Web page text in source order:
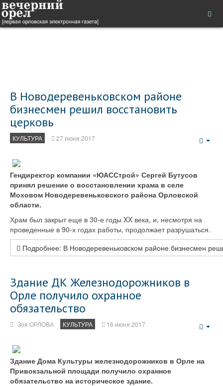
В Новодеревеньковском районе
бизнесмен решил восстановить
церковь
КУЛЬТУРА 27 июня 2017
Гендиректор компании «ЮАССтрой» Сергей Бутусов
принял решение о восстановлении храма в селе
Моховом Новодеревеньковского района Орловской
области.
Храм был закрыт еще в 30-е годы XX века, и, несмотря на
проведенные в 90-х годах работы, продолжает разрушаться.
Подробнее: В Новодеревеньковском районе бизнесмен
Здание ДК Железнодорожников в
Орле получило охранное
обязательство
Зоя ОРЛОВА КУЛЬТУРА 16 июня 2017
Здание Дома Культуры железнодорожников в Орле на
Привокзальной площади получило охранное
обязательство на историческое здание.